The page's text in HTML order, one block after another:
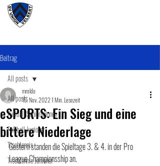
Beitrag
All posts
Fußball SeniorenInnen
Fußball Junioner
Tischtennis
Tischtennis Junioner
All posts
eSPORTS: Ein Sieg und eine
bittere Niederlage
mroldo
15. Nov. 20221 Min. Lesezeit
Gestern standen die Spieltage 3. & 4. in der Pro
League Championsship an.